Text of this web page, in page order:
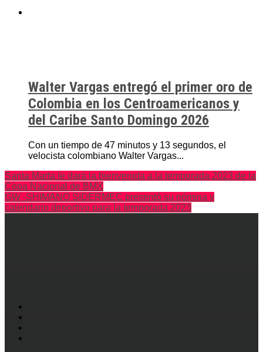
Walter Vargas entregó el primer oro de
Colombia en los Centroamericanos y
del Caribe Santo Domingo 2026
Con un tiempo de 47 minutos y 13 segundos, el
velocista colombiano Walter Vargas...
Santa Marta le dará la bienvenida a la temporada 2023 de la
Copa Nacional de BMX
GW -SHIMANO SIDERMEC presentó su nómina y
calendario deportivo para la temporada 2023